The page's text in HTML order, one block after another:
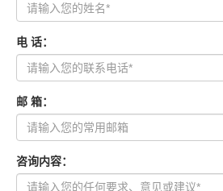
电 话：
邮 箱：
咨询内容：